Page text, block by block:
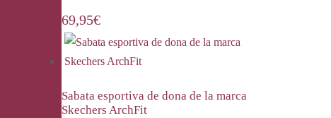
69,95€
Sabata esportiva de dona de la marca
Skechers ArchFit